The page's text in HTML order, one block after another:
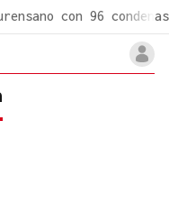
con 96 condenas